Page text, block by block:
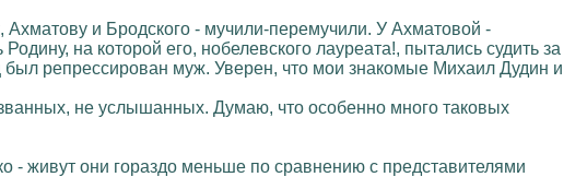
и Бродского - мучили-перемучили. У Ахматовой -
на которой его, нобелевского лауреата!, пытались судить за
репрессирован муж. Уверен, что мои знакомые Михаил Дудин и
не услышанных. Думаю, что особенно много таковых
- живут они гораздо меньше по сравнению с представителями